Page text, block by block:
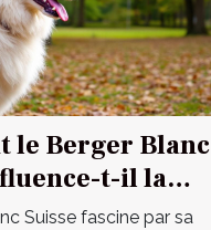
le Berger Blanc
t-il la
familiale ?
Suisse fascine par sa